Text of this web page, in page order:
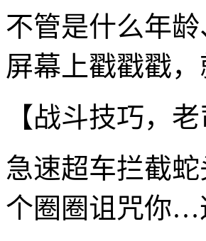
不管是什么年
屏幕上戳戳戳
【战斗技巧，
急速超车拦截
个圈圈诅咒你…